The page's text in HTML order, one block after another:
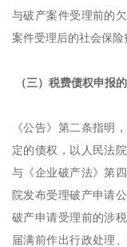
与破产案件受理前的
案件受理后的社会保险
（三）税费债权申报
《公告》第二条指明
定的债权，以人民法
与《企业破产法》第
院发布受理破产申请
破产申请受理前的涉
届满前作出行政处理